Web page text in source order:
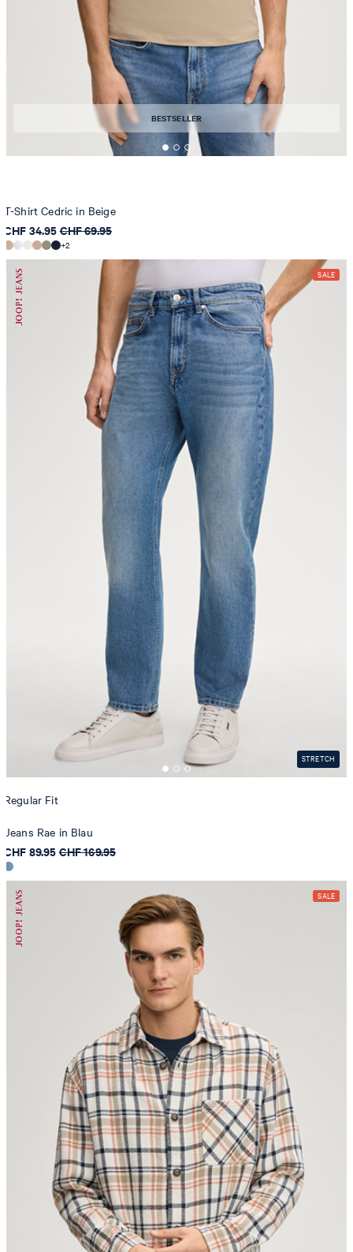
BESTSELLER
T-Shirt Cedric in Beige
CHF 34.95CHF 69.95
+2
STRETCH
Regular Fit
Jeans Rae in Blau
CHF 89.95CHF 169.95